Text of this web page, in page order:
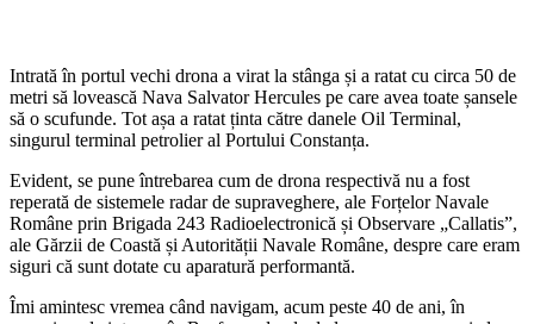
Intrată în portul vechi drona a virat la stânga și a ratat cu circa 50 de
metri să lovească Nava Salvator Hercules pe care avea toate șansele
să o scufunde. Tot așa a ratat ținta către danele Oil Terminal,
singurul terminal petrolier al Portului Constanța.
Evident, se pune întrebarea cum de drona respectivă nu a fost
reperată de sistemele radar de supraveghere, ale Forțelor Navale
Române prin Brigada 243 Radioelectronică și Observare „Callatis”,
ale Gărzii de Coastă și Autorității Navale Române, despre care eram
siguri că sunt dotate cu aparatură performantă.
Îmi amintesc vremea când navigam, acum peste 40 de ani, în